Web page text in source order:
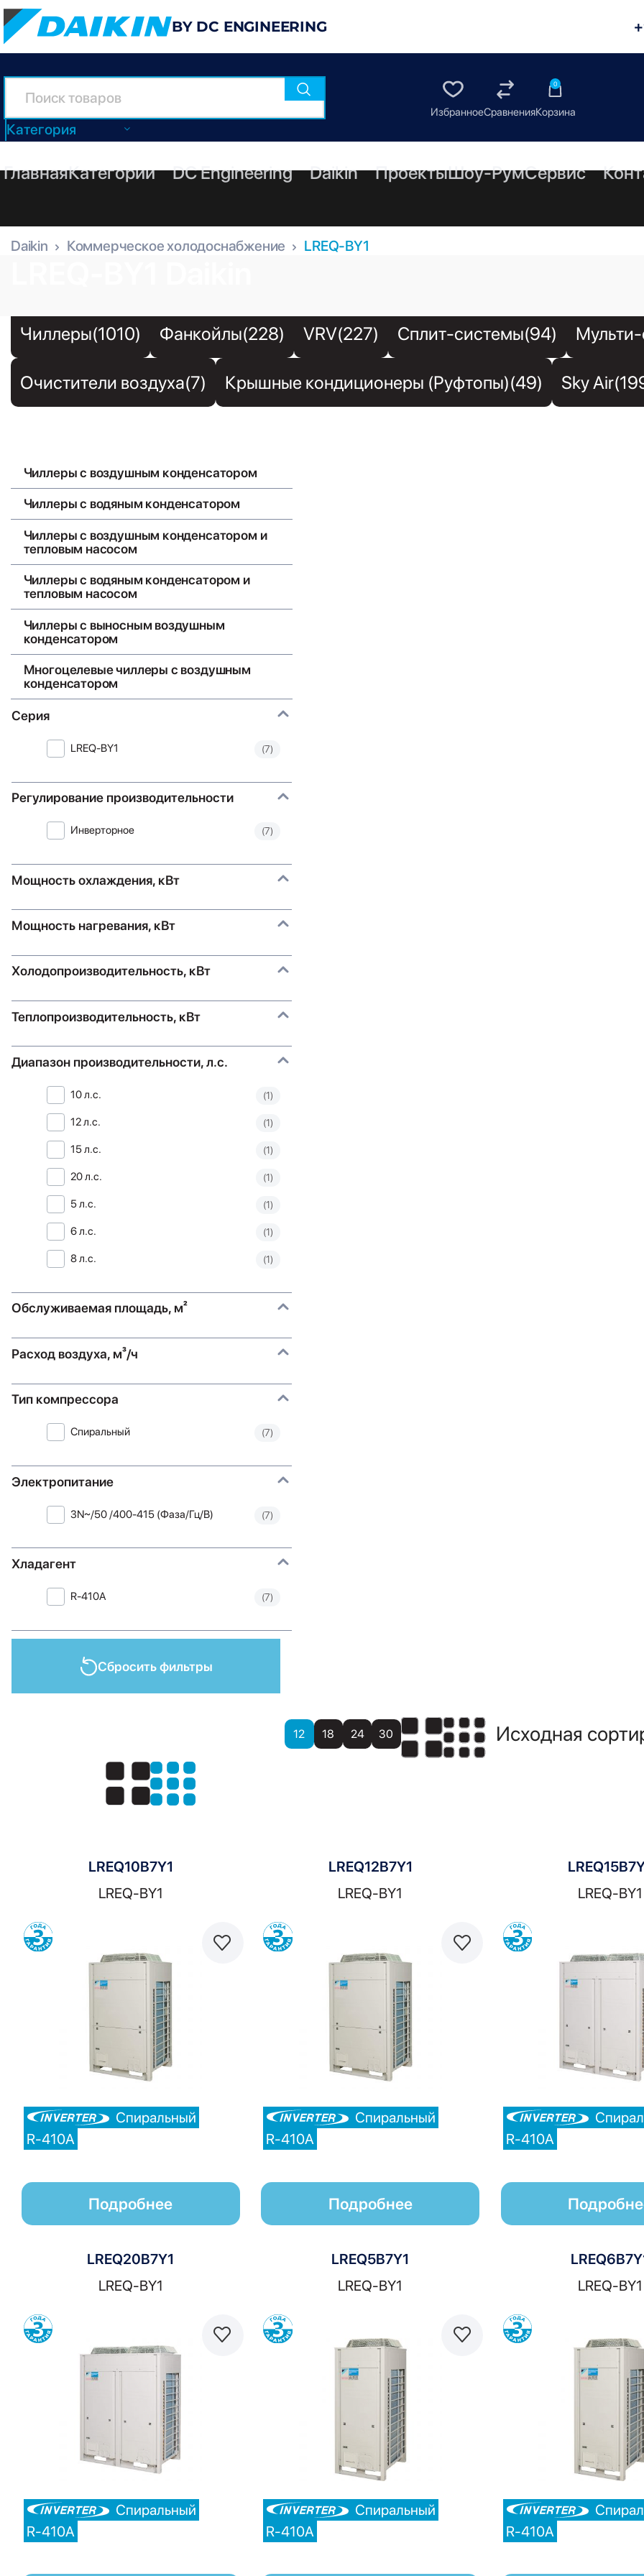
BY DC ENGINEERING
Категория
0
ГлавнаяКатегории DC Engineering Daikin ПроектыШоу-РумСервис
Daikin Коммерческое холодоснабжение LREQ-BY1
Чиллеры(1010) Фанкойлы(228) VRV(227) Сплит-системы(94)
Очистители воздуха(7) Крышные кондиционеры (Руфтопы)(49) Sky
Чиллеры с воздушным конденсатором
Чиллеры с водяным конденсатором
Чиллеры с воздушным конденсатором и
тепловым насосом
Чиллеры с водяным конденсатором и
тепловым насосом
Чиллеры с выносным воздушным
конденсатором
Многоцелевые чиллеры с воздушным
конденсатором
Серия
LREQ-BY1 (7)
Регулирование производительности
Инверторное (7)
Мощность охлаждения, кВт
Мощность нагревания, кВт
Холодопроизводительность, кВт
Теплопроизводительность, кВт
Диапазон производительности, л.с.
10 л.с. (1)
12 л.с. (1)
15 л.с. (1)
20 л.с. (1)
5 л.с. (1)
6 л.с. (1)
8 л.с. (1)
Обслуживаемая площадь, м²
Расход воздуха, м³/ч
Тип компрессора
Спиральный (7)
Электропитание
3N~/50 /400-415 (Фаза/Гц/В) (7)
Хладагент
R-410A (7)
Сбросить фильтры
12 18 24 30
Показать:
LREQ10B7Y1
LREQ-BY1
Сравнить
Спиральный
R-410A
Подробнее
LREQ12B7Y1
LREQ-BY1
Сравнить
Спиральный
R-410A
Подробнее
LREQ-BY1
R-410A
LREQ20B7Y1
LREQ-BY1
Сравнить
Спиральный
R-410A
LREQ5B7Y1
LREQ-BY1
Сравнить
Спиральный
R-410A
LREQ-BY1
R-410A